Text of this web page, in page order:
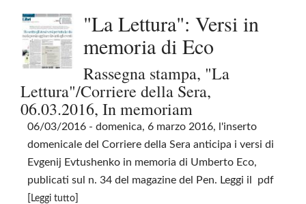
"La Lettura": Versi in
memoria di Eco
Rassegna stampa, "La
Lettura"/Corriere della Sera,
06.03.2016, In memoriam
06/03/2016 - domenica, 6 marzo 2016, l'inserto
domenicale del Corriere della Sera anticipa i versi di
Evgenij Evtushenko in memoria di Umberto Eco,
publicati sul n. 34 del magazine del Pen. Leggi il pdf
[ Leggi tutto]